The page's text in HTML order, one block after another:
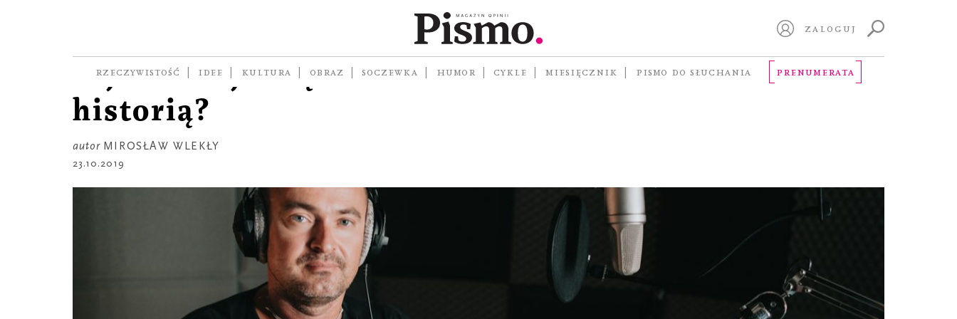
ZALOGUJ
RZECZYWISTOŚĆ IDEE KULTURA OBRAZ SOCZEWKA HUMOR CYKLE MIESIĘCZNIK PISMO DO SŁUCHANIA PRENUMERATA
zajmować jedną
historią?
autor MIROSŁAW WLEKŁY
23.10.2019